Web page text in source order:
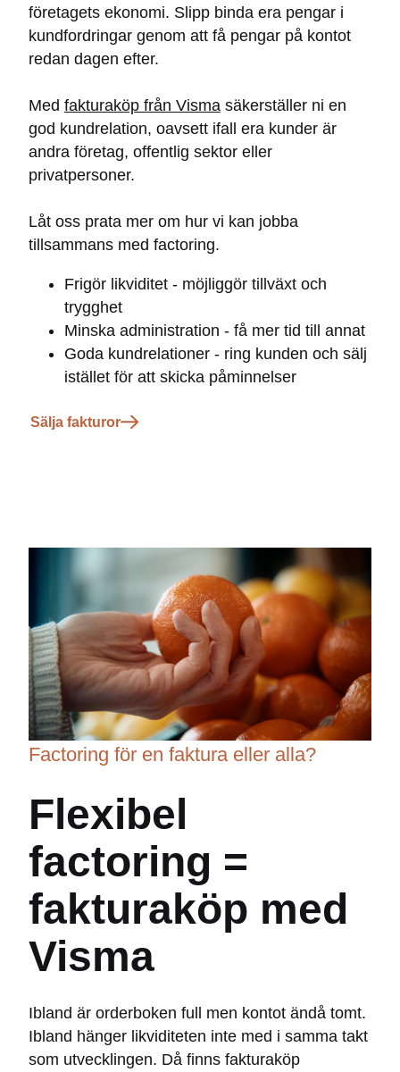
företagets ekonomi. Slipp binda era pengar i
kundfordringar genom att få pengar på kontot
redan dagen efter.
Med fakturaköp från Vismasäkerställer ni en
god kundrelation, oavsett ifall era kunder är
andra företag, offentlig sektor eller
privatpersoner.
Låt oss prata mer om hur vi kan jobba
tillsammans med factoring.
Frigör likviditet - möjliggör tillväxt och
trygghet
Minska administration - få mer tid till annat
Goda kundrelationer - ring kunden och sälj
istället för att skicka påminnelser
Sälja fakturor
Factoring för en faktura eller alla?
Flexibel
factoring =
fakturaköp med
Visma
Ibland är orderboken full men kontot ändå tomt.
Ibland hänger likviditeten inte med i samma takt
som utvecklingen. Då finns fakturaköp